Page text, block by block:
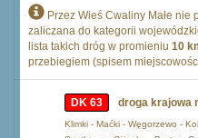
Przez Wieś Cwaliny Małe nie
zaliczana do kategorii
lista takich dróg w promieniu 10
przebiegiem (spisem
DK 63 droga krajowa
Klimki - Maćki - Węgorzewo -